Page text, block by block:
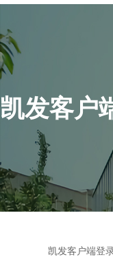
凯发客户
凯发客户端登